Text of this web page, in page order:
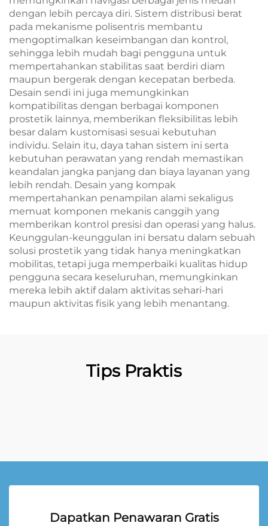
dengan lebih percaya diri. Sistem distribusi berat
pada mekanisme polisentris membantu
mengoptimalkan keseimbangan dan kontrol,
sehingga lebih mudah bagi pengguna untuk
mempertahankan stabilitas saat berdiri diam
maupun bergerak dengan kecepatan berbeda.
Desain sendi ini juga memungkinkan
kompatibilitas dengan berbagai komponen
prostetik lainnya, memberikan fleksibilitas lebih
besar dalam kustomisasi sesuai kebutuhan
individu. Selain itu, daya tahan sistem ini serta
kebutuhan perawatan yang rendah memastikan
keandalan jangka panjang dan biaya layanan yang
lebih rendah. Desain yang kompak
mempertahankan penampilan alami sekaligus
memuat komponen mekanis canggih yang
memberikan kontrol presisi dan operasi yang halus.
Keunggulan-keunggulan ini bersatu dalam sebuah
solusi prostetik yang tidak hanya meningkatkan
mobilitas, tetapi juga memperbaiki kualitas hidup
pengguna secara keseluruhan, memungkinkan
mereka lebih aktif dalam aktivitas sehari-hari
maupun aktivitas fisik yang lebih menantang.
Tips Praktis
Dapatkan Penawaran Gratis